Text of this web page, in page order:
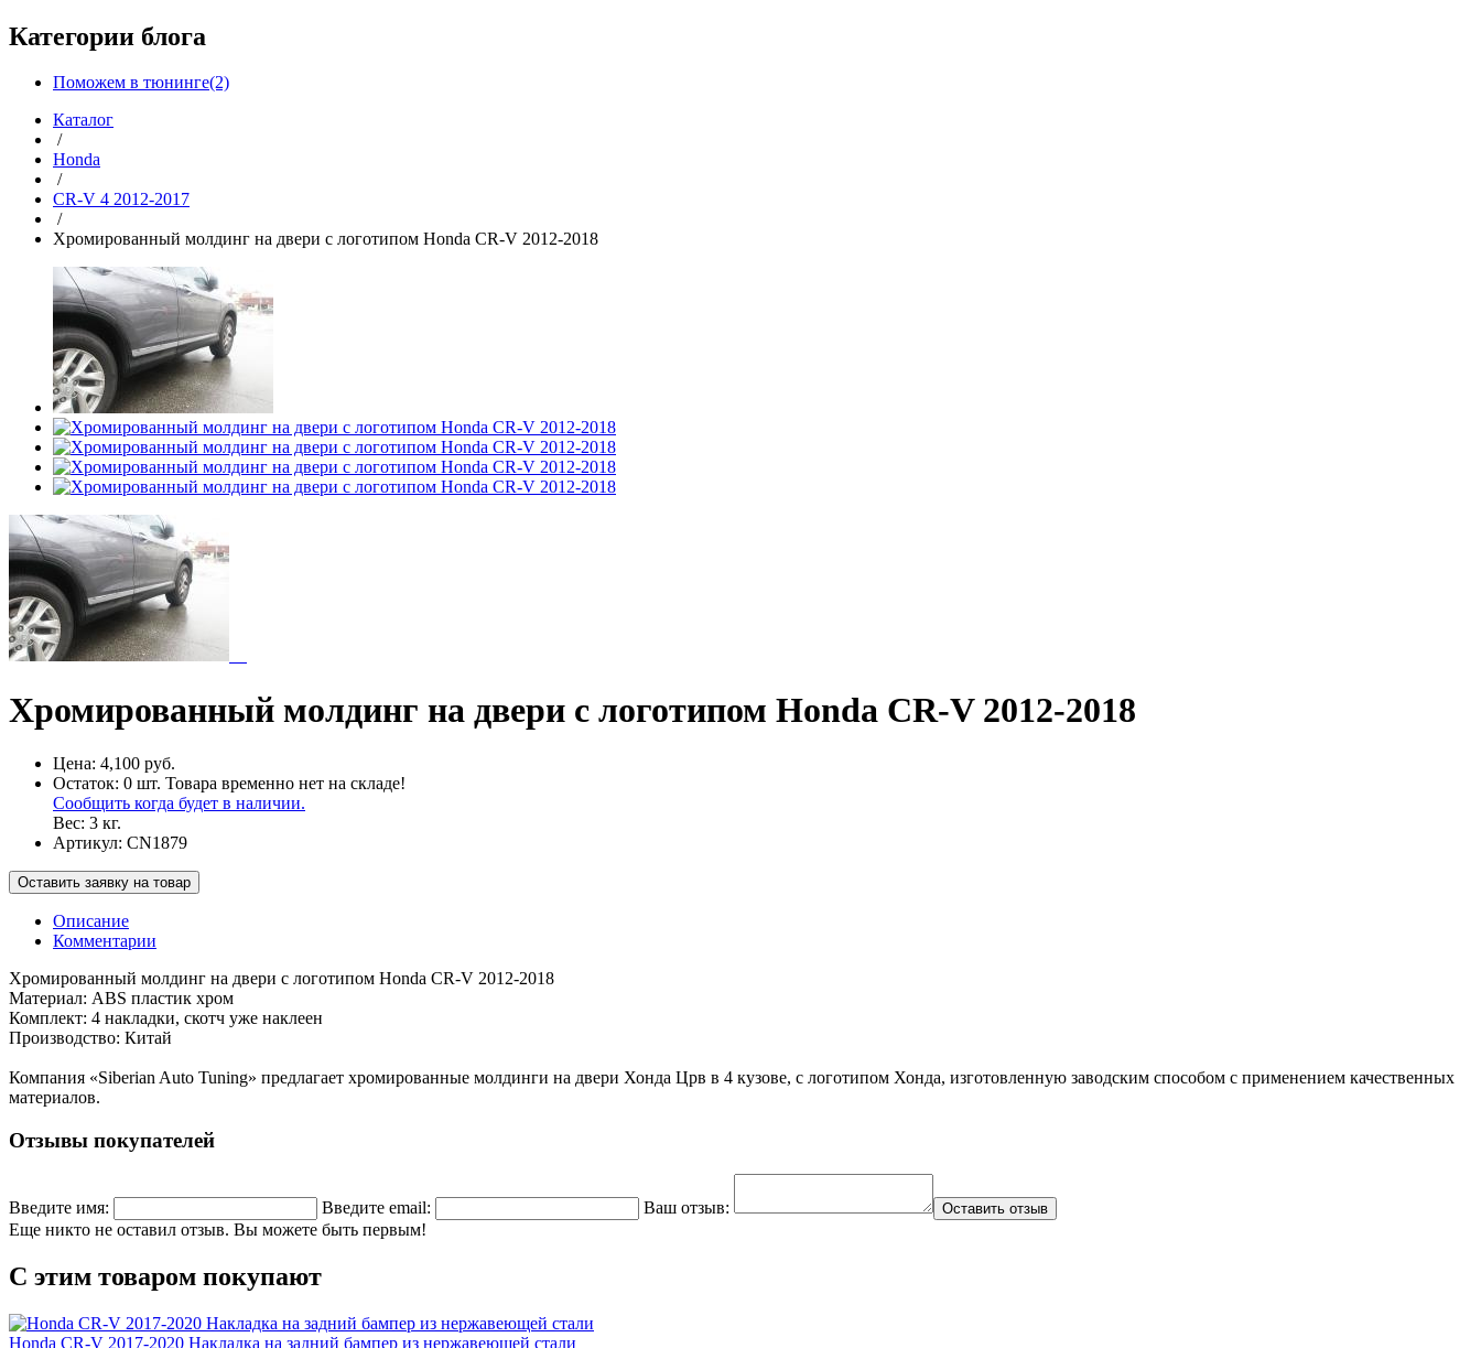
Категории блога
Поможем в тюнинге(2)
Каталог
/
Honda
/
CR-V 4 2012-2017
/
Хромированный молдинг на двери с логотипом Honda CR-V 2012-2018
Хромированный молдинг на двери с логотипом Honda CR-V 2012-2018
Цена: 4,100 руб.
Остаток: 0 шт. Товара временно нет на складе!
Сообщить когда будет в наличии.
Вес: 3 кг.
Артикул: CN1879
Оставить заявку на товар
Описание
Комментарии
Хромированный молдинг на двери с логотипом Honda CR-V 2012-2018
Материал: ABS пластик хром
Комплект: 4 накладки, скотч уже наклеен
Производство: Китай
Компания «Siberian Auto Tuning» предлагает хромированные молдинги на двери Хонда Црв в 4 кузове, с логотипом Хонда, изготовленную заводским способом с применением качественных
материалов.
Отзывы покупателей
Введите имя: Введите email: Ваш отзыв: Оставить отзыв
Еще никто не оставил отзыв. Вы можете быть первым!
С этим товаром покупают
Honda CR-V 2017-2020 Накладка на задний бампер из нержавеющей стали